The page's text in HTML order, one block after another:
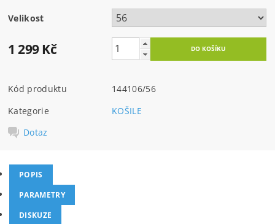
Velikost
1 299 Kč
Kód produktu
144106/56
Kategorie
KOŠILE
Dotaz
POPIS
PARAMETRY
DISKUZE